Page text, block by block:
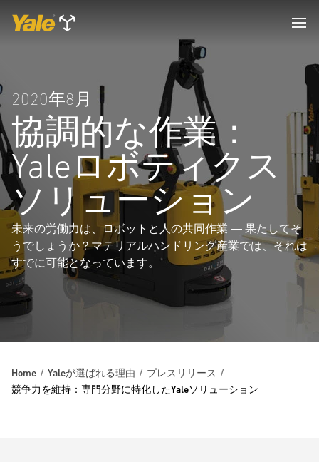
2020年8月
協調的な作業：
Yaleロボティクス
ソリューション
未来の労働力は、ロボットと人の共同作業 ― 果たしてそ
うでしょうか？マテリアルハンドリング産業では、それは
すでに可能となっています。
Home Yaleが選ばれる理由
プレスリリース
競争力を維持：専門分野に特化したYaleソリューション